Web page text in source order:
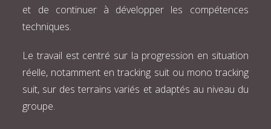
et de continuer à développer les compétences
techniques.
Le travail est centré sur la progression en situation
réelle, notamment en tracking suit ou mono tracking
suit, sur des terrains variés et adaptés au niveau du
groupe.